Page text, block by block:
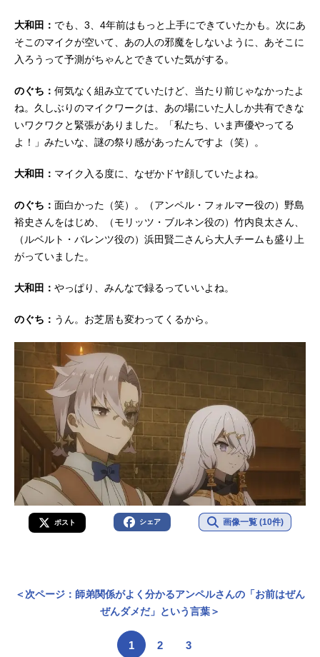
大和田： でも、3、4年前はもっと上手にできていたかも。次にあ
そこのマイクが空いて、あの人の邪魔をしないように、あそこに
入ろうって予測がちゃんとできていた気がする。
のぐち： 何気なく組み立てていたけど、当たり前じゃなかったよ
ね。久しぶりのマイクワークは、あの場にいた人しか共有できな
いワクワクと緊張がありました。「私たち、いま声優やってる
よ！」みたいな、謎の祭り感があったんですよ（笑）。
大和田： マイク入る度に、なぜかドヤ顔していたよね。
のぐち： 面白かった（笑）。（アンペル・フォルマー役の）野島
裕史さんをはじめ、（モリッツ・ブルネン役の）竹内良太さん、
（ルベルト・バレンツ役の）浜田賢二さんら大人チームも盛り上
がっていました。
大和田： やっぱり、みんなで録るっていいよね。
のぐち： うん。お芝居も変わってくるから。
ポスト シェア 画像一覧 (10件)
＜次ページ：師弟関係がよく分かるアンペルさんの「お前はぜん
ぜんダメだ」という言葉＞
1 2 3